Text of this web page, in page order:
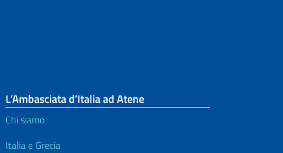
L’Ambasciata d’Italia ad Atene
Chi siamo
Italia e Grecia